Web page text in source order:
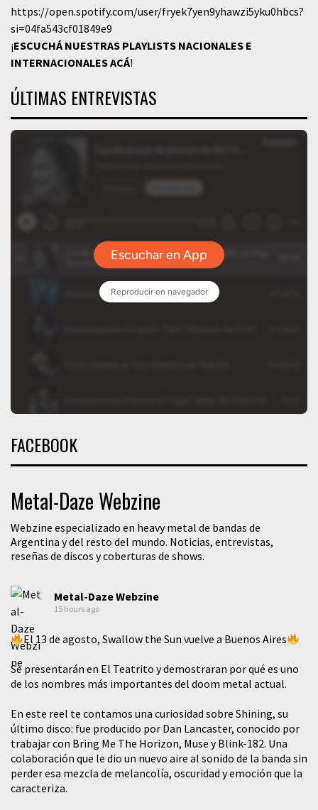
https://open.spotify.com/user/fryek7yen9yhawzi5yku0hbcs?
si=04fa543cf01849e9
¡ESCUCHÁ NUESTRAS PLAYLISTS NACIONALES E
INTERNACIONALESACÁ!
ÚLTIMAS ENTREVISTAS
FACEBOOK
Metal-Daze Webzine
Webzine especializado en heavy metal de bandas de
Argentina y del resto del mundo. Noticias, entrevistas,
reseñas de discos y coberturas de shows.
Metal-Daze Webzine
15 hours ago
El 13 de agosto, Swallow the Sun vuelve a Buenos Aires
Se presentarán en El Teatrito y demostraran por qué es uno
de los nombres más importantes del doom metal actual.
En este reel te contamos una curiosidad sobre Shining, su
último disco: fue producido por Dan Lancaster, conocido por
trabajar con Bring Me The Horizon, Muse y Blink-182. Una
colaboración que le dio un nuevo aire al sonido de la banda sin
perder esa mezcla de melancolía, oscuridad y emoción que la
caracteriza.